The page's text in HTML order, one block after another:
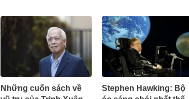
Những cuốn sách về
Stephen Hawking: Bộ